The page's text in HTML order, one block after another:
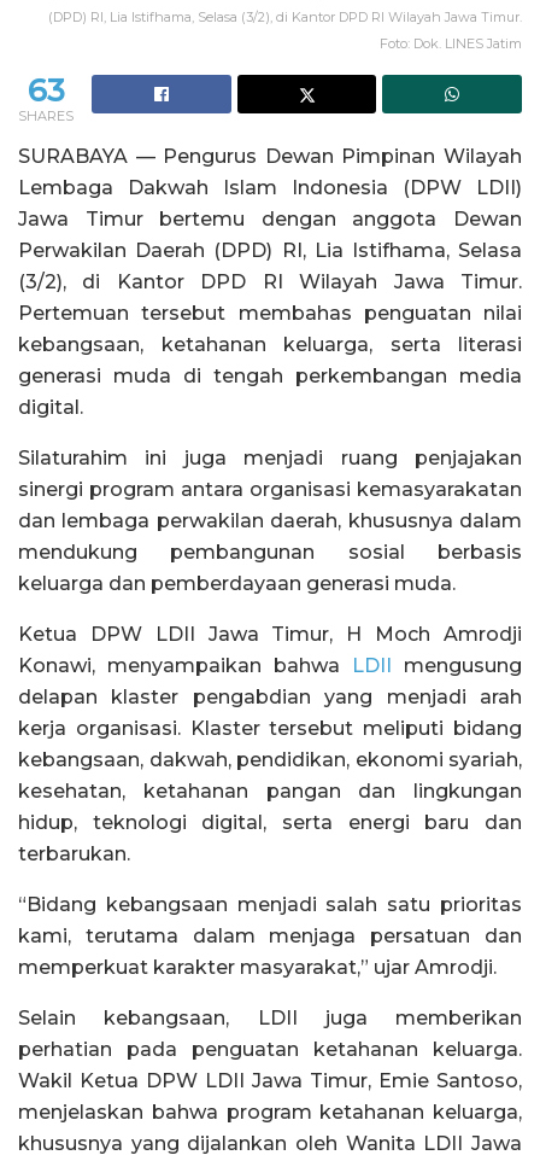
(DPD) RI, Lia Istifhama, Selasa (3/2), di Kantor DPD RI Wilayah Jawa Timur.
Foto: Dok. LINES Jatim
63
SHARES
SURABAYA — Pengurus Dewan Pimpinan Wilayah
Lembaga Dakwah Islam Indonesia (DPW LDII)
Jawa Timur bertemu dengan anggota Dewan
Perwakilan Daerah (DPD) RI, Lia Istifhama, Selasa
(3/2), di Kantor DPD RI Wilayah Jawa Timur.
Pertemuan tersebut membahas penguatan nilai
kebangsaan, ketahanan keluarga, serta literasi
generasi muda di tengah perkembangan media
digital.
Silaturahim ini juga menjadi ruang penjajakan
sinergi program antara organisasi kemasyarakatan
dan lembaga perwakilan daerah, khususnya dalam
mendukung pembangunan sosial berbasis
keluarga dan pemberdayaan generasi muda.
Ketua DPW LDII Jawa Timur, H Moch Amrodji
Konawi, menyampaikan bahwa
LDII mengusung
delapan klaster pengabdian yang menjadi arah
kerja organisasi. Klaster tersebut meliputi bidang
kebangsaan, dakwah, pendidikan, ekonomi syariah,
kesehatan, ketahanan pangan dan lingkungan
hidup, teknologi digital, serta energi baru dan
terbarukan.
“Bidang kebangsaan menjadi salah satu prioritas
kami, terutama dalam menjaga persatuan dan
memperkuat karakter masyarakat,” ujar Amrodji.
Selain kebangsaan, LDII juga memberikan
perhatian pada penguatan ketahanan keluarga.
Wakil Ketua DPW LDII Jawa Timur, Emie Santoso,
menjelaskan bahwa program ketahanan keluarga,
khususnya yang dijalankan oleh Wanita LDII Jawa